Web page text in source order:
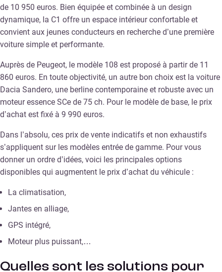
de 10 950 euros. Bien équipée et combinée à un design
dynamique, la C1 offre un espace intérieur confortable et
convient aux jeunes conducteurs en recherche d’une première
voiture simple et performante.
Auprès de Peugeot, le modèle 108 est proposé à partir de 11
860 euros. En toute objectivité, un autre bon choix est la voiture
Dacia Sandero, une berline contemporaine et robuste avec un
moteur essence SCe de 75 ch. Pour le modèle de base, le prix
d’achat est fixé à 9 990 euros.
Dans l’absolu, ces prix de vente indicatifs et non exhaustifs
s’appliquent sur les modèles entrée de gamme. Pour vous
donner un ordre d’idées, voici les principales options
disponibles qui augmentent le prix d’achat du véhicule :
La climatisation,
Jantes en alliage,
GPS intégré,
Moteur plus puissant,…
Quelles sont les solutions pour